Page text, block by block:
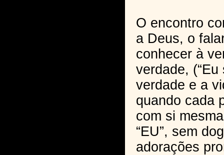
O encontro
a Deus, o
conhecer à
verdade,
verdade e a
quando cada
com si
“EU”, sem
adorações